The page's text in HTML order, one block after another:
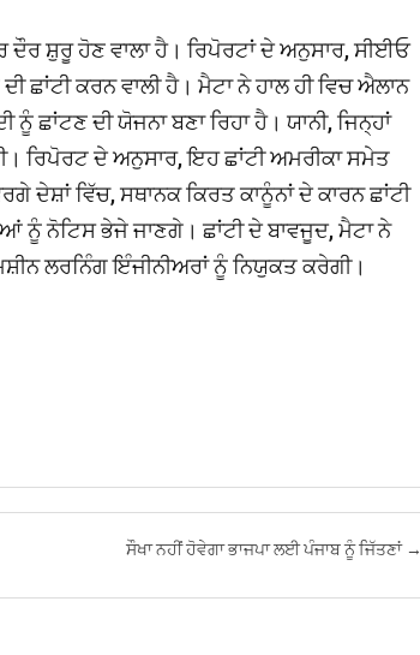
ਦੌਰ ਸ਼ੁਰੂ ਹੋਣ ਵਾਲਾ ਹੈ। ਰਿਪੋਰਟਾਂ ਦੇ ਅਨੁਸਾਰ, ਸੀਈਓ
ਕਰਨ ਵਾਲੀ ਹੈ। ਮੈਟਾ ਨੇ ਹਾਲ ਹੀ ਵਿਚ ਐਲਾਨ
ਛਾਂਟਣ ਦੀ ਯੋਜਨਾ ਬਣਾ ਰਿਹਾ ਹੈ। ਯਾਨੀ, ਜਿਨ੍ਹਾਂ
ਰਿਪੋਰਟ ਦੇ ਅਨੁਸਾਰ, ਇਹ ਛਾਂਟੀ ਅਮਰੀਕਾ ਸਮੇਤ
ਦੇਸ਼ਾਂ ਵਿੱਚ, ਸਥਾਨਕ ਕਿਰਤ ਕਾਨੂੰਨਾਂ ਦੇ ਕਾਰਨ ਛਾਂਟੀ
ਨੂੰ ਨੋਟਿਸ ਭੇਜੇ ਜਾਣਗੇ। ਛਾਂਟੀ ਦੇ ਬਾਵਜੂਦ, ਮੈਟਾ ਨੇ
ਲਰਨਿੰਗ ਇੰਜੀਨੀਅਰਾਂ ਨੂੰ ਨਿਯੁਕਤ ਕਰੇਗੀ।
ਸੌਖਾ ਨਹੀਂ ਹੋਵੇਗਾ ਭਾਜਪਾ ਲਈ ਪੰਜਾਬ ਨੂੰ ਜਿੱਤਣਾਂ →